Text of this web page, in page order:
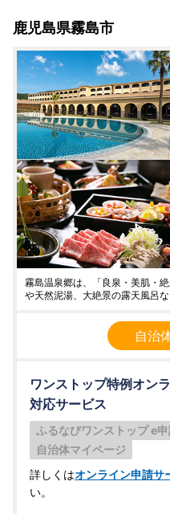
鹿児島県霧島市
霧島温泉郷は、「良泉・美肌・
や天然泥湯、大絶景の露天風呂
自治
ワンストップ特例オン
対応サービス
ふるなびワンストップ e
自治体マイページ
詳しくはオンライン申請サ
い。